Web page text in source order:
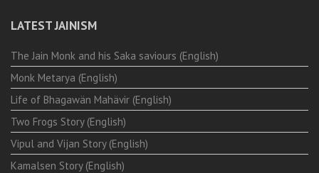
LATEST JAINISM
The Jain Monk and his Saka saviours (English)
Monk Metarya (English)
Life of Bhagawän Mahävir (English)
Two Frogs Story (English)
Vipul and Vijan Story (English)
Kamalsen Story (English)